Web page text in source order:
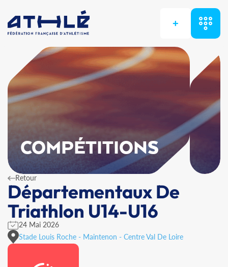
+
COMPÉTITIONS
Retour
Départementaux De
Triathlon U14-U16
24 Mai 2026
Stade Louis Roche - Maintenon - Centre Val De Loire